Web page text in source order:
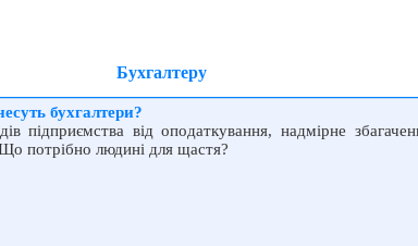
Бухгалтеру
бухгалтери?
підприємства від оподаткування, надмірне
потрібно людині для щастя?